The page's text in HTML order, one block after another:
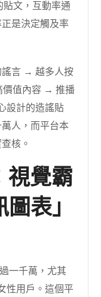
文，互動率通
是決定觸及率
謠言 → 越多人按
價值內容 → 推播
設計的造謠貼
人，而平台本
核。
視覺霸
表」
一千萬，尤其
性用戶。這個平